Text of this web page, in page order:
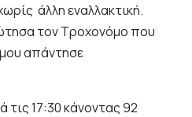
άλλη εναλλακτική.
τον Τροχονόμο που
απάντησε
τις 17:30 κάνοντας 92